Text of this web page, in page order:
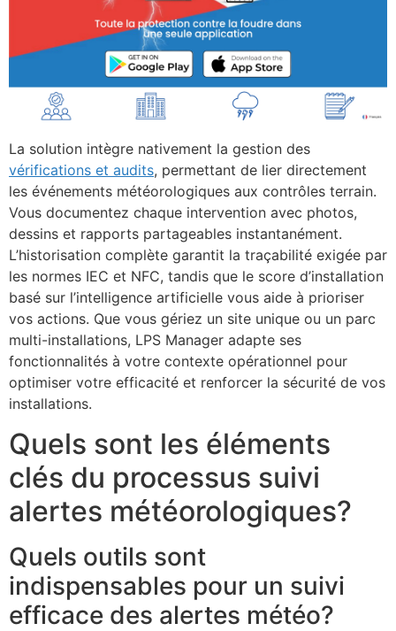
La solution intègre nativement la gestion des
vérifications et audits, permettant de lier directement
les événements météorologiques aux contrôles terrain.
Vous documentez chaque intervention avec photos,
dessins et rapports partageables instantanément.
L’historisation complète garantit la traçabilité exigée par
les normes IEC et NFC, tandis que le score d’installation
basé sur l’intelligence artificielle vous aide à prioriser
vos actions. Que vous gériez un site unique ou un parc
multi-installations, LPS Manager adapte ses
fonctionnalités à votre contexte opérationnel pour
optimiser votre efficacité et renforcer la sécurité de vos
installations.
Quels sont les éléments
clés du processus suivi
alertes météorologiques?
Quels outils sont
indispensables pour un suivi
efficace des alertes météo?